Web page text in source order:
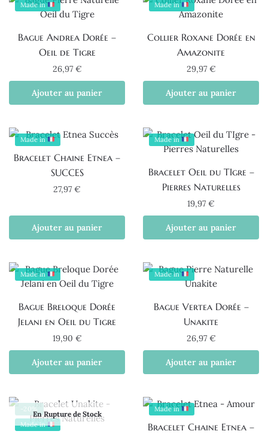
Made in
Bague Andrea Dorée –
Oeil de Tigre
26,97€
Ajouter au panier
Made in
Collier Roxane Dorée en
Amazonite
29,97€
Ajouter au panier
Made in
Bracelet Chaine Etnea –
SUCCES
27,97€
Ajouter au panier
Made in
Bracelet Oeil du TIgre –
Pierres Naturelles
19,97€
Ajouter au panier
Made in
Bague Breloque Dorée
Jelani en Oeil du Tigre
19,90 €
Ajouter au panier
Made in
Bague Vertea Dorée –
Unakite
26,97€
Ajouter au panier
-20%
Made in
En Rupture de Stock
Made in
Bracelet Chaine Etnea –